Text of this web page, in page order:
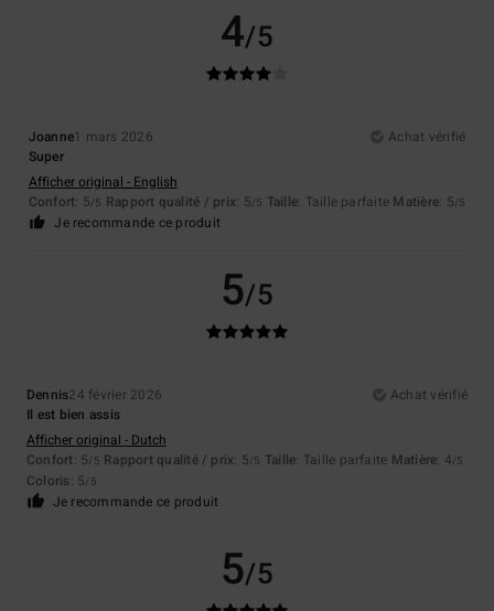
4/5
Joanne1 mars 2026
Achat vérifié
Super
Afficher original - English
Confort: 5/5 Rapport qualité / prix: 5/5 Taille: Taille parfaite Matière: 5/5
Je recommande ce produit
5/5
Dennis24 février 2026
Achat vérifié
Il est bien assis
Afficher original - Dutch
Confort: 5/5 Rapport qualité / prix: 5/5 Taille: Taille parfaite Matière: 4/5
Coloris: 5/5
Je recommande ce produit
5/5